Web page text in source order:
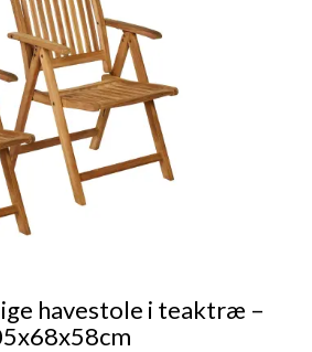
havestole i teaktræ –